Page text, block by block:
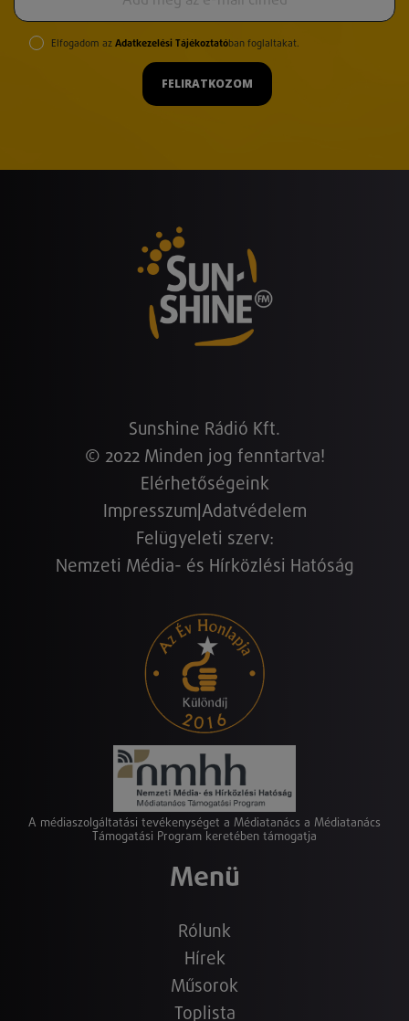
Elfogadom az Adatkezelési Tájékoztatóban foglaltakat.
FELIRATKOZOM
Sunshine Rádió Kft.
© 2022 Minden jog fenntartva!
Elérhetőségeink
Impresszum Adatvédelem
Felügyeleti szerv:
Nemzeti Média- és Hírközlési Hatóság
A médiaszolgáltatási tevékenységet a Médiatanács a Médiatanács
Támogatási Program keretében támogatja
Menü
Rólunk
Hírek
Műsorok
Toplista